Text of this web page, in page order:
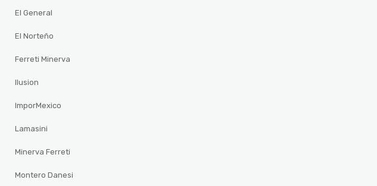
El General
El Norteño
Ferreti Minerva
Ilusion
ImporMexico
Lamasini
Minerva Ferreti
Montero Danesi